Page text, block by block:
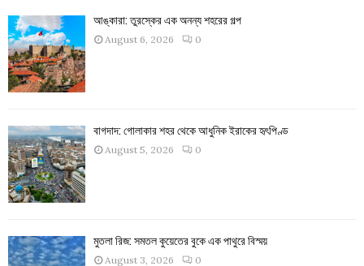
আঙ্কারা: তুরস্কের এক অনন্য শহরের গল্প
August 6, 2026 0
বাগদাদ: গোলাকার শহর থেকে আধুনিক ইরাকের হৃৎপিণ্ড
August 5, 2026 0
মুতলা রিজ: সমতল কুয়েতের বুকে এক পাথুরে বিস্ময়
August 3, 2026 0